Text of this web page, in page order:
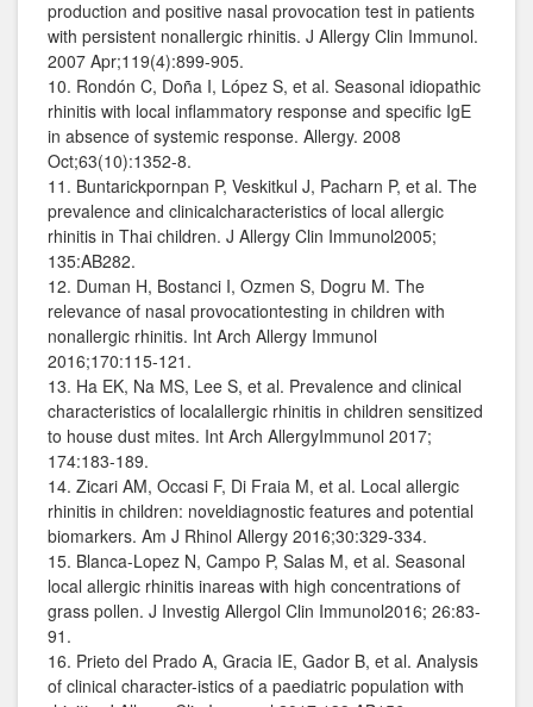
production and positive nasal provocation test in patients
with persistent nonallergic rhinitis. J Allergy Clin Immunol.
2007 Apr;119(4):899-905.
10. Rondón C, Doña I, López S, et al. Seasonal idiopathic
rhinitis with local inflammatory response and specific IgE
in absence of systemic response. Allergy. 2008
Oct;63(10):1352-8.
11. Buntarickpornpan P, Veskitkul J, Pacharn P, et al. The
prevalence and clinicalcharacteristics of local allergic
rhinitis in Thai children. J Allergy Clin Immunol2005;
135:AB282.
12. Duman H, Bostanci I, Ozmen S, Dogru M. The
relevance of nasal provocationtesting in children with
nonallergic rhinitis. Int Arch Allergy Immunol
2016;170:115-121.
13. Ha EK, Na MS, Lee S, et al. Prevalence and clinical
characteristics of localallergic rhinitis in children sensitized
to house dust mites. Int Arch AllergyImmunol 2017;
174:183-189.
14. Zicari AM, Occasi F, Di Fraia M, et al. Local allergic
rhinitis in children: noveldiagnostic features and potential
biomarkers. Am J Rhinol Allergy 2016;30:329-334.
15. Blanca-Lopez N, Campo P, Salas M, et al. Seasonal
local allergic rhinitis inareas with high concentrations of
grass pollen. J Investig Allergol Clin Immunol2016; 26:83-
91.
16. Prieto del Prado A, Gracia IE, Gador B, et al. Analysis
of clinical character-istics of a paediatric population with